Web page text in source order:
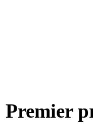
Premier